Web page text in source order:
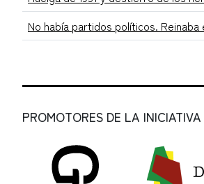
No había partidos políticos. Reinaba
PROMOTORES DE LA INICIATIVA